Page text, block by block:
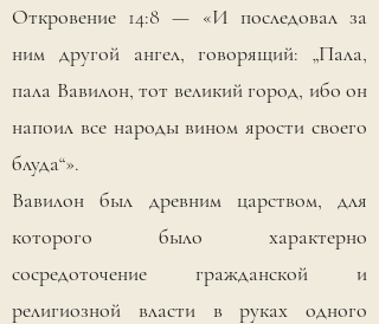
Откровение 14:8 — «И последовал за
ним другой ангел, говорящий: „Пала,
пала Вавилон, тот великий город, ибо он
напоил все народы вином ярости своего
блуда“».
Вавилон был древним царством, для
которого было характерно
сосредоточение гражданской и
религиозной власти в руках одного